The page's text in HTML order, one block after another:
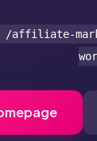
/affiliate-